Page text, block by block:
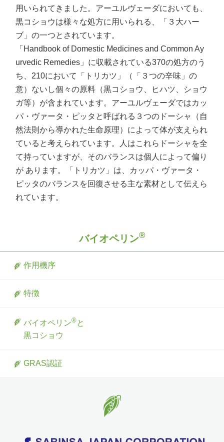
用いられてきました。アーユルヴェーダにおいても、
黒コショウは様々な処方に用いられる、「３大ハー
ブ」の一つとされています。
「Handbook of Domestic Medicines and Common Ay
urvedic Remedies」に収載されている370の処方のう
ち、210において「トリカツ」（「３つの辛味」の
意）ないし個々の原料（黒コショウ、ヒハツ、ショウ
ガ等）が含まれています。アーユルヴェーダではカッ
パ・ヴァータ・ピッタと呼ばれる３つのドーシャ（自
然法則から導かれた生命原理）によって体が支えられ
ていると考えられています。人はこれらドーシャを全
て持っていますが、そのバランスは個人によって偏り
が あります。「トリカツ」は、カッパ・ヴァータ・
ピッタのバランスを回復させる主な素材として伝えら
れています。
バイオペリン®
作用機序
特徴
バイオペリン®と
黒コショウ
GRAS認証